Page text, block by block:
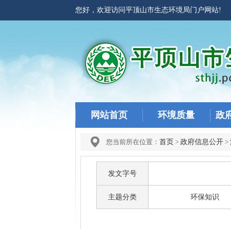
您好，欢迎访问平顶山市生态环境局门户网站
网站首页 环境质量 政
您当前所在位置： 首页 > 政府信息公开 >
发文字号
主题分类 环保知识